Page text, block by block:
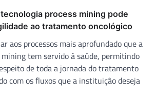
process mining pode
ao tratamento oncológico
aos processos mais aprofundado que a
tem servido à saúde, permitindo
de toda a jornada do tratamento
com os fluxos que a instituição deseja